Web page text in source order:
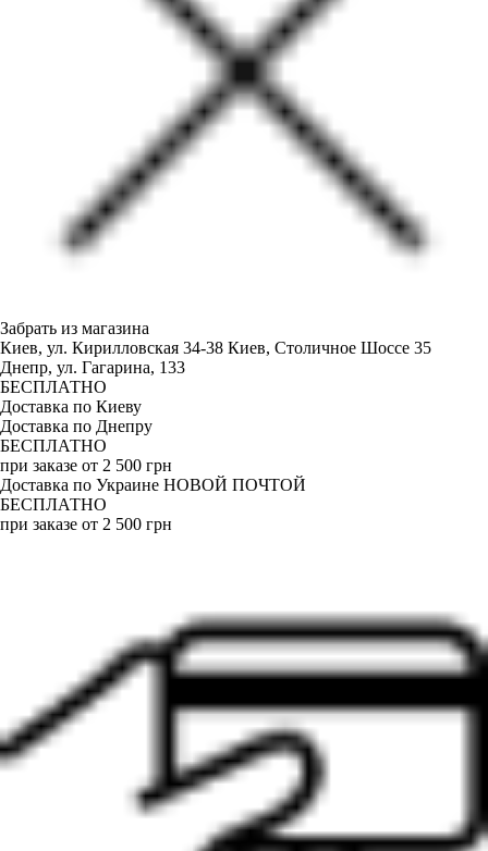
Забрать из магазина
Киев, ул. Кирилловская 34-38 Киев, Столичное Шоссе 35
Днепр, ул. Гагарина, 133
БЕСПЛАТНО
Доставка по Киеву
Доставка по Днепру
БЕСПЛАТНО
при заказе от 2 500 грн
Доставка по Украине НОВОЙ ПОЧТОЙ
БЕСПЛАТНО
при заказе от 2 500 грн